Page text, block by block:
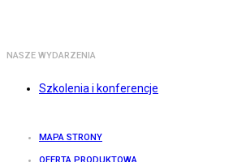
NASZE WYDARZENIA
Szkolenia i konferencje
MAPA STRONY